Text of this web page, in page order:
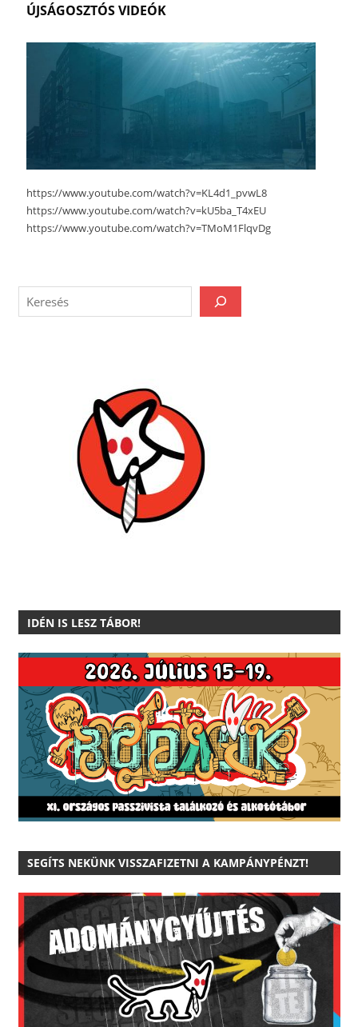
ÚJSÁGOSZTÓS VIDEÓK
https://www.youtube.com/watch?v=KL4d1_pvwL8
https://www.youtube.com/watch?v=kU5ba_T4xEU
https://www.youtube.com/watch?v=TMoM1FlqvDg
IDÉN IS LESZ TÁBOR!
SEGÍTS NEKÜNK VISSZAFIZETNI A KAMPÁNYPÉNZT!